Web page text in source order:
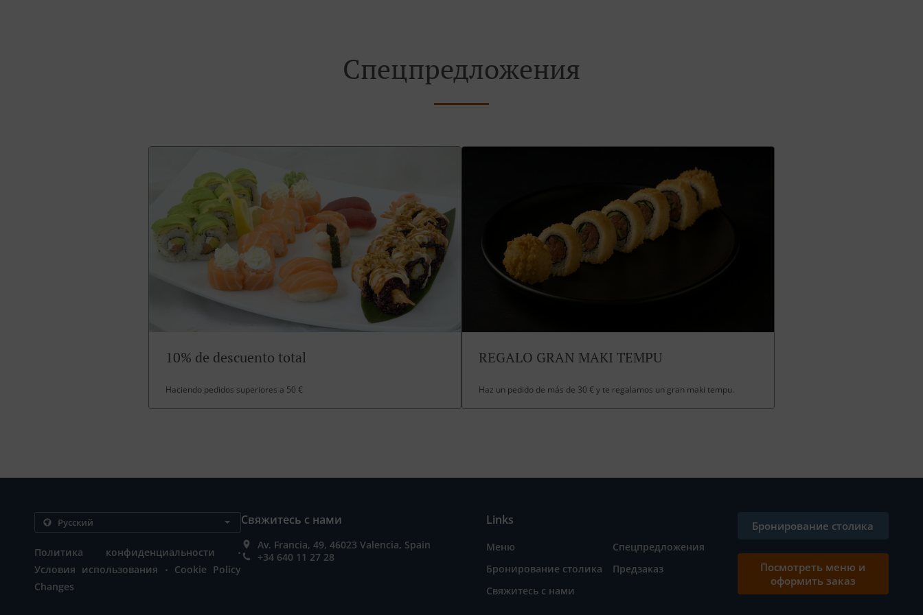
Спецпредложения
10% de descuento total
Haciendo pedidos superiores a 50 €
REGALO GRAN MAKI TEMPU
Haz un pedido de más de 30 € y te regalamos un gran maki tempu.
Политика конфиденциальности .
Условия использования . Cookie Policy
Changes
Свяжитесь с нами
Av. Francia, 49, 46023 Valencia, Spain
+34 640 11 27 28
Links
Меню
Спецпредложения
Бронирование столика
Предзаказ
Свяжитесь с нами
Бронирование столика
Посмотреть меню и
оформить заказ